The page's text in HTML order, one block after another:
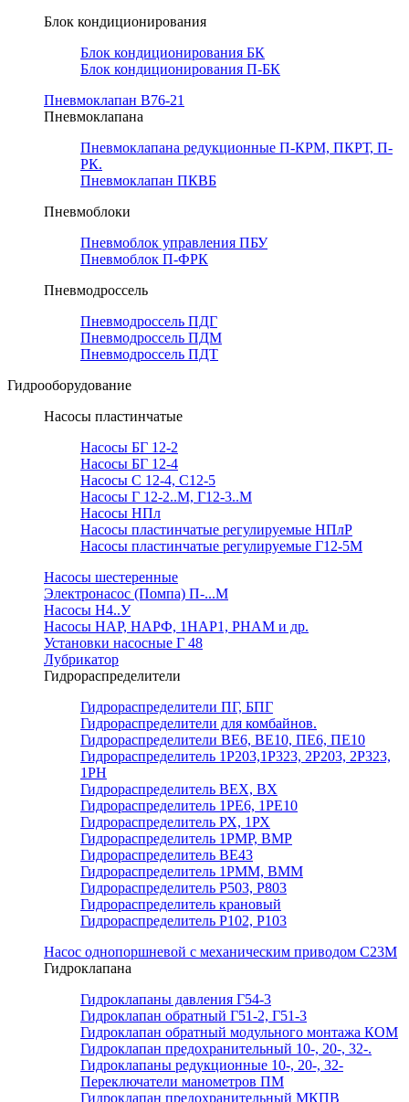
Блок кондиционирования
Блок кондиционирования БК
Блок кондиционирования П-БК
Пневмоклапан В76-21
Пневмоклапана
Пневмоклапана редукционные П-КРМ, ПКРТ, П-
РК.
Пневмоклапан ПКВБ
Пневмоблоки
Пневмоблок управления ПБУ
Пневмоблок П-ФРК
Пневмодроссель
Пневмодроссель ПДГ
Пневмодроссель ПДМ
Пневмодроссель ПДТ
Гидрооборудование
Насосы пластинчатые
Насосы БГ 12-2
Насосы БГ 12-4
Насосы С 12-4, С12-5
Насосы Г 12-2..М, Г12-3..М
Насосы НПл
Насосы пластинчатые регулируемые НПлР
Насосы пластинчатые регулируемые Г12-5М
Насосы шестеренные
Электронасос (Помпа) П-...М
Насосы Н4..У
Насосы НАР, НАРФ, 1НАР1, РНАМ и др.
Установки насосные Г 48
Лубрикатор
Гидрораспределители
Гидрораспределители ПГ, БПГ
Гидрораспределители для комбайнов.
Гидрораспределители ВЕ6, ВЕ10, ПЕ6, ПЕ10
Гидрораспределитель 1Р203,1Р323, 2Р203, 2Р323,
1РН
Гидрораспределитель ВЕХ, ВХ
Гидрораспределитель 1РЕ6, 1РЕ10
Гидрораспределитель РХ, 1РХ
Гидрораспределитель 1РМР, ВМР
Гидрораспределитель ВЕ43
Гидрораспределитель 1РММ, ВММ
Гидрораспределитель Р503, Р803
Гидрораспределитель крановый
Гидрораспределитель Р102, Р103
Насос однопоршневой с механическим приводом С23М
Гидроклапана
Гидроклапаны давления Г54-3
Гидроклапан обратный Г51-2, Г51-3
Гидроклапан обратный модульного монтажа КОМ
Гидроклапан предохранительный 10-, 20-, 32-.
Гидроклапаны редукционные 10-, 20-, 32-
Переключатели манометров ПМ
Гидроклапан предохранительный МКПВ